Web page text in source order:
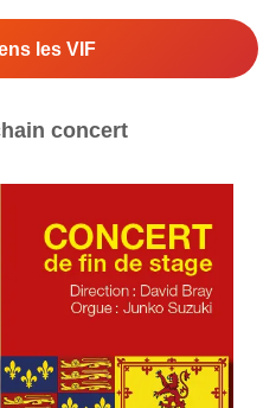
les VIF
concert